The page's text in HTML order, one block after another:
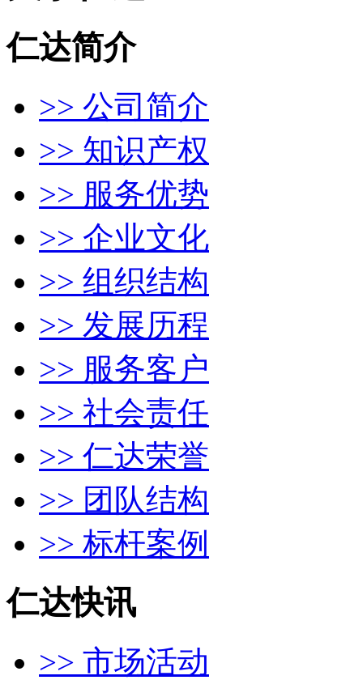
仁达简介
>> 公司简介
>> 知识产权
>> 服务优势
>> 企业文化
>> 组织结构
>> 发展历程
>> 服务客户
>> 社会责任
>> 仁达荣誉
>> 团队结构
>> 标杆案例
仁达快讯
>> 市场活动